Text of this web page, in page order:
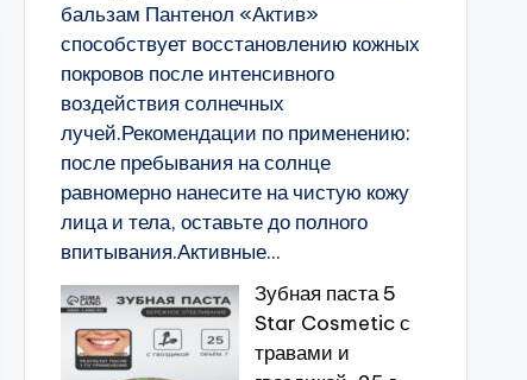
бальзам Пантенол «Актив»
способствует восстановлению кожных
покровов после интенсивного
воздействия солнечных
лучей.Рекомендации по применению:
после пребывания на солнце
равномерно нанесите на чистую кожу
лица и тела, оставьте до полного
впитывания.Активные...
Зубная паста 5
Star Cosmetic с
травами и